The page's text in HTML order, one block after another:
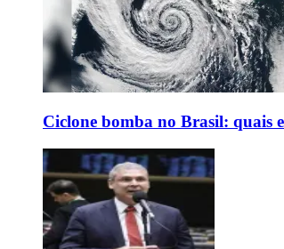
Ciclone bomba no Brasil: quais